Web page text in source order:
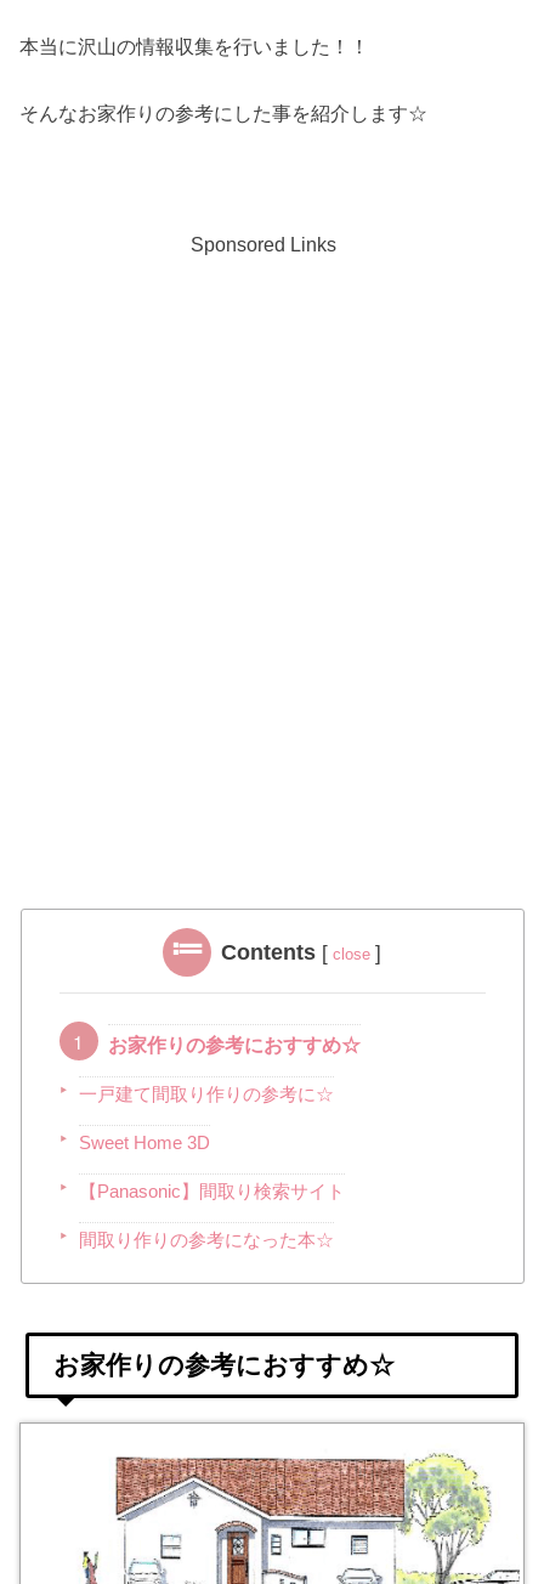
本当に沢山の情報収集を行いました！！
そんなお家作りの参考にした事を紹介します☆
Sponsored Links
Contents [ close ]
お家作りの参考におすすめ☆
一戸建て間取り作りの参考に☆
Sweet Home 3D
【Panasonic】間取り検索サイト
間取り作りの参考になった本☆
お家作りの参考におすすめ☆